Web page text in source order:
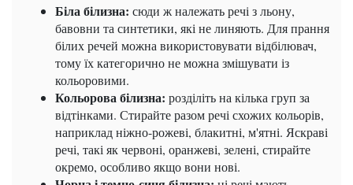
Біла білизна: сюди ж належать речі з льону,
бавовни та синтетики, які не линяють. Для прання
білих речей можна використовувати відбілювач,
тому їх категорично не можна змішувати із
кольоровими.
Кольорова білизна: розділіть на кілька груп за
відтінками. Стирайте разом речі схожих кольорів,
наприклад ніжно-рожеві, блакитні, м'ятні. Яскраві
речі, такі як червоні, оранжеві, зелені, стирайте
окремо, особливо якщо вони нові.